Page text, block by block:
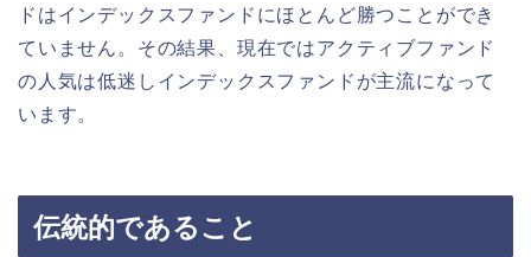
ドはインデックスファンドにほとんど勝つことができ
ていません。その結果、現在ではアクティブファンド
の人気は低迷しインデックスファンドが主流になって
います。
伝統的であること